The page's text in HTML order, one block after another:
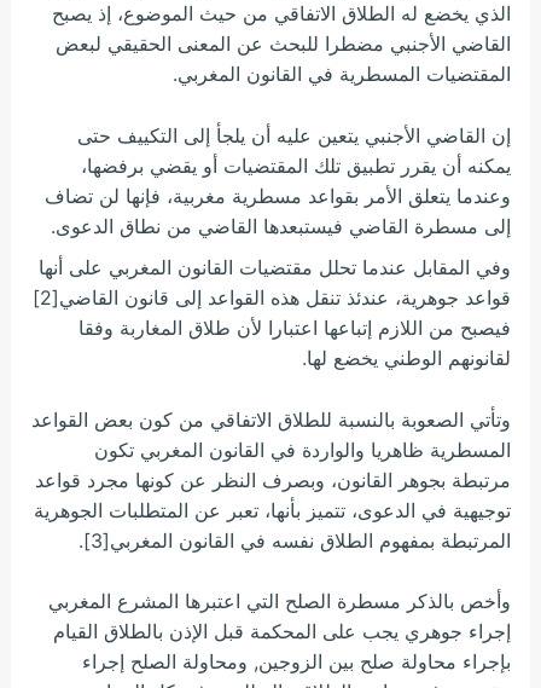
الذي يخضع له الطلاق الاتفاقي من حيث الموضوع، إذ يصبح
القاضي الأجنبي مضطرا للبحث عن المعنى الحقيقي لبعض
المقتضيات المسطرية في القانون المغربي.
إن القاضي الأجنبي يتعين عليه أن يلجأ إلى التكييف حتى
يمكنه أن يقرر تطبيق تلك المقتضيات أو يقضي برفضها،
وعندما يتعلق الأمر بقواعد مسطرية مغربية، فإنها لن تضاف
إلى مسطرة القاضي فيستبعدها القاضي من نطاق الدعوى.
وفي المقابل عندما تحلل مقتضيات القانون المغربي على أنها
قواعد جوهرية، عندئذ تنقل هذه القواعد إلى قانون القاضي[2]
فيصبح من اللازم إتباعها اعتبارا لأن طلاق المغاربة وفقا
لقانونهم الوطني يخضع لها.
وتأتي الصعوبة بالنسبة للطلاق الاتفاقي من كون بعض القواعد
المسطرية ظاهريا والواردة في القانون المغربي تكون
مرتبطة بجوهر القانون، وبصرف النظر عن كونها مجرد قواعد
توجيهية في الدعوى، تتميز بأنها، تعبر عن المتطلبات الجوهرية
المرتبطة بمفهوم الطلاق نفسه في القانون المغربي[3].
وأخص بالذكر مسطرة الصلح التي اعتبرها المشرع المغربي
إجراء جوهري يجب على المحكمة قبل الإذن بالطلاق القيام
بإجراء محاولة صلح بين الزوجين, ومحاولة الصلح إجراء